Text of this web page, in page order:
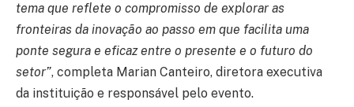
tema que reflete o compromisso de explorar as
fronteiras da inovação ao passo em que facilita uma
ponte segura e eficaz entre o presente e o futuro do
setor”, completa Marian Canteiro, diretora executiva
da instituição e responsável pelo evento.